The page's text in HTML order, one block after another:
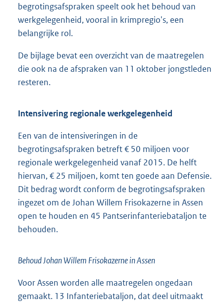
begrotingsafspraken speelt ook het behoud van
werkgelegenheid, vooral in krimpregio's, een
belangrijke rol.
De bijlage bevat een overzicht van de maatregelen
die ook na de afspraken van 11 oktober jongstleden
resteren.
Intensivering regionale werkgelegenheid
Een van de intensiveringen in de
begrotingsafspraken betreft € 50 miljoen voor
regionale werkgelegenheid vanaf 2015. De helft
hiervan, € 25 miljoen, komt ten goede aan Defensie.
Dit bedrag wordt conform de begrotingsafspraken
ingezet om de Johan Willem Frisokazerne in Assen
open te houden en 45 Pantserinfanteriebataljon te
behouden.
Behoud Johan Willem Frisokazerne in Assen
Voor Assen worden alle maatregelen ongedaan
gemaakt. 13 Infanteriebataljon, dat deel uitmaakt